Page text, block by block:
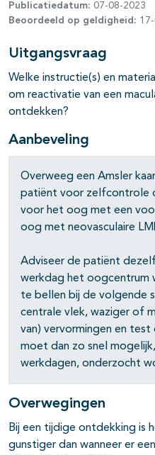
open- en
open- en
Publicatiedatum: 07-08-2023
Beoordeeld op geldigheid:
Uitgangsvraag
Welke instructie(s) en
om reactivatie van een
ontdekken?
Aanbeveling
Overweeg een Amsler
patiënt voor zelfcontrole
voor het oog met een
oog met neovasculaire
Adviseer de patiënt
werkdag het oogcentrum
te bellen bij de volgende
centrale vlek, waziger of
van) vervormingen en
moet dan zo snel
werkdagen, onderzocht
Overwegingen
Bij een tijdige ontdekking is
gunstiger dan wanneer er